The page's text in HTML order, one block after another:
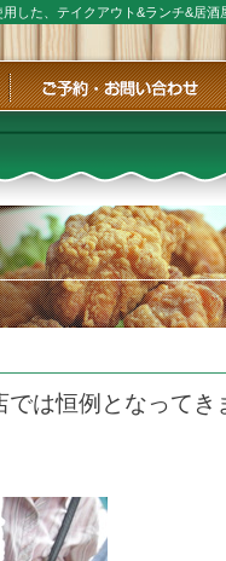
した、テイクアウト&ランチ&居
は恒例となってき